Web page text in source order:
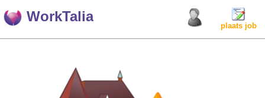
WorkTalia
plaats job